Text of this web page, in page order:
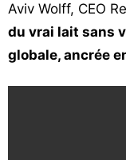
Aviv Wolff, CEO
du vrai lait sans
globale, ancrée